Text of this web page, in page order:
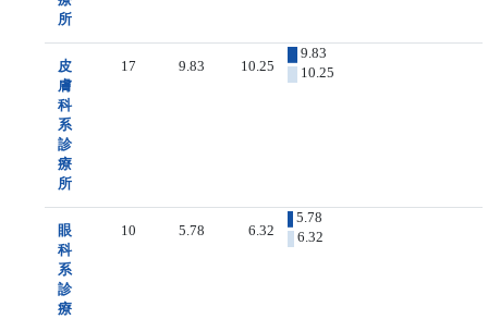
所
皮
膚
科
系
診
療
所
17 9.83 10.25
9.83
10.25
眼
科
系
診
療
10 5.78 6.32
5.78
6.32